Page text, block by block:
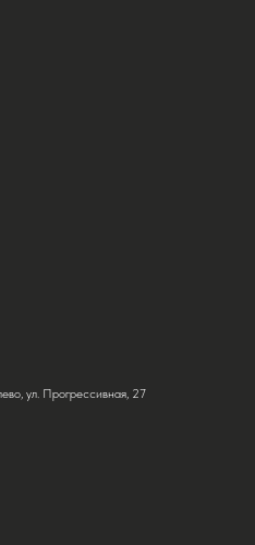
ул. Прогрессивная, 27